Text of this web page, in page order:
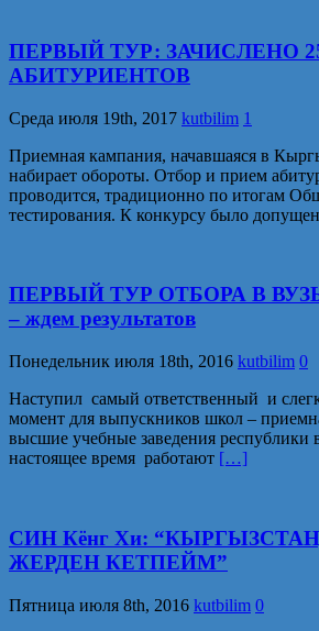
ПЕРВЫЙ ТУР: ЗАЧИСЛЕНО
АБИТУРИЕНТОВ
Среда июля 19th, 2017 kutbilim 1
Приемная кампания, начавшаяся в
набирает обороты. Отбор и прием
проводится, традиционно по итогам
тестирования. К конкурсу было
ПЕРВЫЙ ТУР ОТБОРА В
– ждем результатов
Понедельник июля 18th, 2016 kutbilim 0
Наступил самый ответственный и
момент для выпускников школ –
высшие учебные заведения республики
настоящее время работают […]
СИН Кёнг Хи:
ЖЕРДЕН КЕТПЕЙМ”
Пятница июля 8th, 2016 kutbilim 0